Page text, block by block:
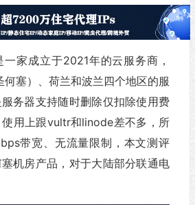
家成立于2021年的云服务商，
塞）、荷兰和波兰四个地区的服
务器支持随时删除仅扣除使用费
使用上跟vultr和linode差不多，所
带宽、无流量限制，本文测评
机房产品，对于大陆部分联通电